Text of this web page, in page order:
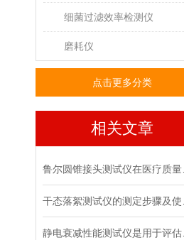
细菌过滤效率检测仪
磨耗仪
点击更多分类
相关文章